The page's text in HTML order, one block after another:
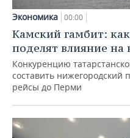
Экономика 00:00
Камский гамбит:
поделят влияние
Конкуренцию
составить нижегородский
рейсы до Перми